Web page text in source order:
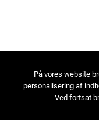
På vores website
personalisering af
Ved fortsat